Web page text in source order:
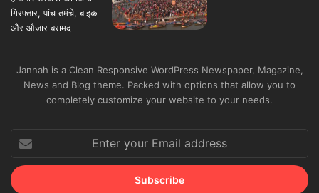
Jannah is a Clean Responsive WordPress Newspaper, Magazine,
News and Blog theme. Packed with options that allow you to
your
Email